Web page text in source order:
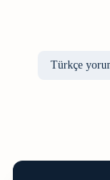
Türkçe